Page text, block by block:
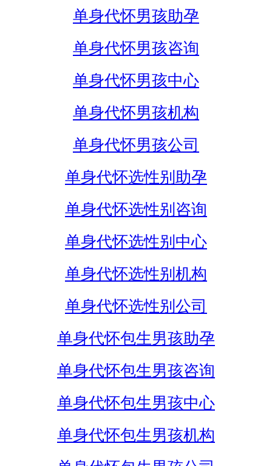
单身代怀男孩助孕
单身代怀男孩咨询
单身代怀男孩中心
单身代怀男孩机构
单身代怀男孩公司
单身代怀选性别助孕
单身代怀选性别咨询
单身代怀选性别中心
单身代怀选性别机构
单身代怀选性别公司
单身代怀包生男孩助孕
单身代怀包生男孩咨询
单身代怀包生男孩中心
单身代怀包生男孩机构